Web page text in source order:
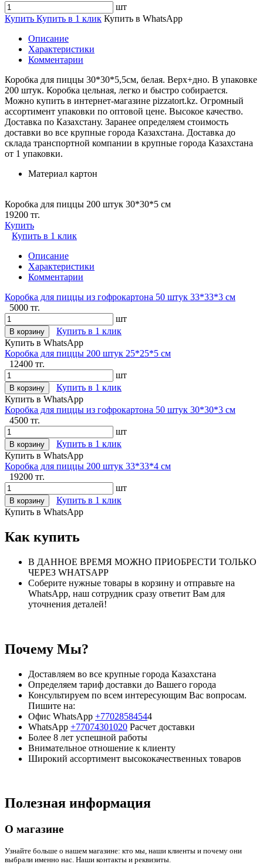
шт
Купить Купить в 1 клик Купить в WhatsApp
Описание
Характеристики
Комментарии
Коробка для пиццы 30*30*5,5см, белая. Верх+дно. В упаковке
200 штук. Коробка цельная, легко и быстро собирается.
Можно купить в интернет-магазине pizzatort.kz. Огромный
ассортимент упаковки по оптовой цене. Высокое качество.
Доставка по Казахстану. Заранее определяем стоимость
доставки во все крупные города Казахстана. Доставка до
склада транспортной компании в крупные города Казахстана
от 1 упаковки.
Материал картон
Коробка для пиццы 200 штук 30*30*5 см
19200 тг.
Купить
Купить в 1 клик
Описание
Характеристики
Комментарии
Коробка для пиццы из гофрокартона 50 штук 33*33*3 см
5000 тг.
шт
В корзину
Купить в 1 клик
Купить в WhatsApp
Коробка для пиццы 200 штук 25*25*5 см
12400 тг.
шт
В корзину
Купить в 1 клик
Купить в WhatsApp
Коробка для пиццы из гофрокартона 50 штук 30*30*3 см
4500 тг.
шт
В корзину
Купить в 1 клик
Купить в WhatsApp
Коробка для пиццы 200 штук 33*33*4 см
19200 тг.
шт
В корзину
Купить в 1 клик
Купить в WhatsApp
Как купить
В ДАННОЕ ВРЕМЯ МОЖНО ПРИОБРЕСТИ ТОЛЬКО
ЧЕРЕЗ WHATSAPP
Соберите нужные товары в корзину и отправьте на
WhatsApp, наш сотрудник сразу ответит Вам для
уточнения деталей!
Почему Мы?
Доставляем во все крупные города Казахстана
Определяем тариф доставки до Вашего города
Консультируем по всем интересующим Вас вопросам.
Пишите на:
Офис WhatsApp +77028584544
WhatsApp +77074301020 Расчет доставки
Более 8 лет успешной работы
Внимательное отношение к клиенту
Широкий ассортимент высококачественных товаров
Полезная информация
О магазине
Узнайте больше о нашем магазине: кто мы, наши клиенты и почему они
выбрали именно нас. Наши контакты и реквизиты.